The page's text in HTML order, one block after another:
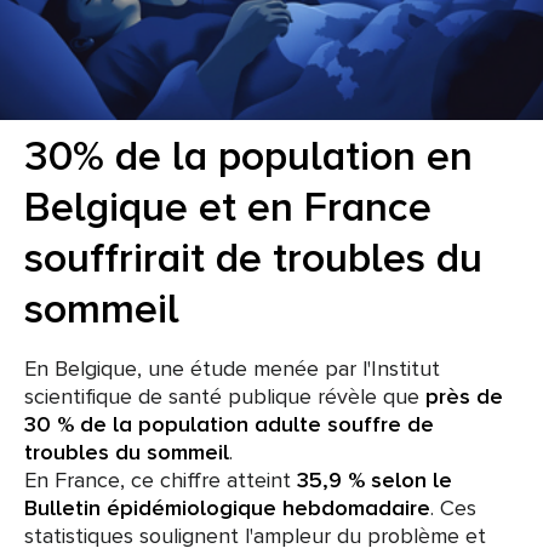
30% de la population en
Belgique et en France
souffrirait de troubles du
sommeil
En Belgique, une étude menée par l'Institut
scientifique de santé publique révèle que près de
30 % de la population adulte souffre de
troubles du sommeil.
En France, ce chiffre atteint 35,9 % selon le
Bulletin épidémiologique hebdomadaire. Ces
statistiques soulignent l'ampleur du problème et